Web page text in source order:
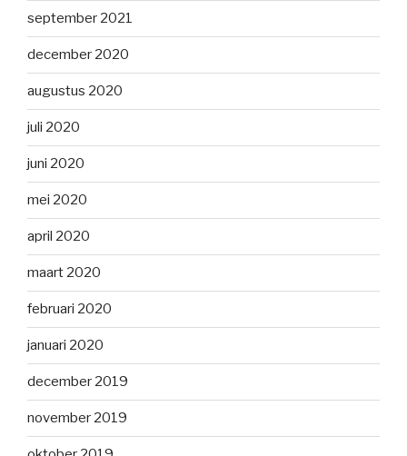
september 2021
december 2020
augustus 2020
juli 2020
juni 2020
mei 2020
april 2020
maart 2020
februari 2020
januari 2020
december 2019
november 2019